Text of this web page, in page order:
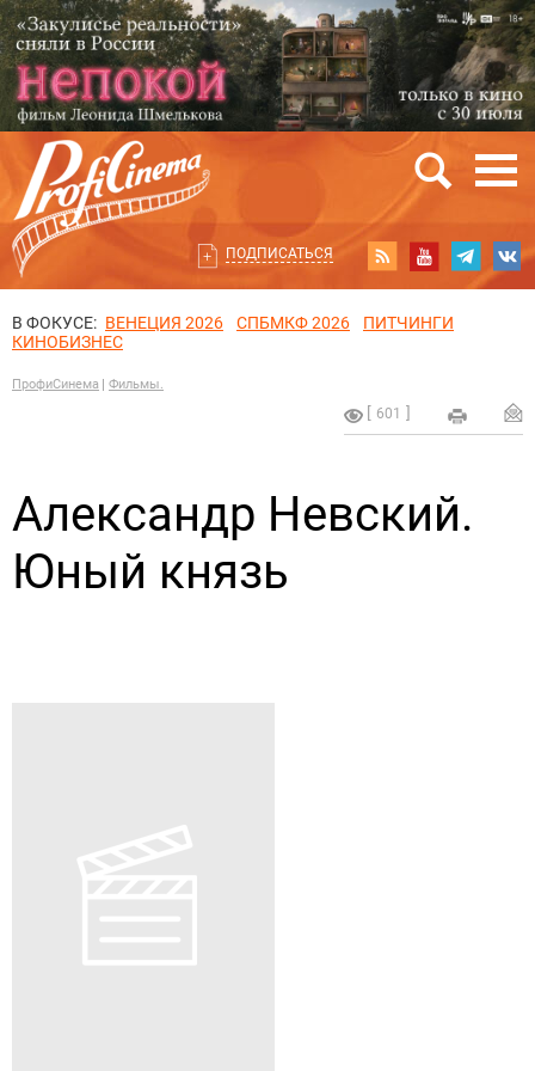
ПОДПИСАТЬСЯ
В ФОКУСЕ: ВЕНЕЦИЯ 2026 СПБМКФ 2026
ПИТЧИНГИ
КИНОБИЗНЕС
ПрофиСинема Фильмы.
601
Александр Невский.
Юный князь